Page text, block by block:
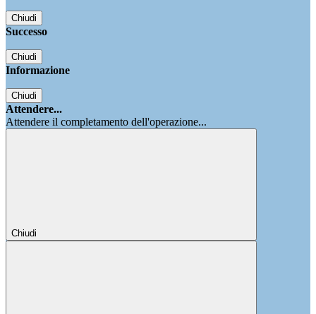
Chiudi
Successo
Chiudi
Informazione
Chiudi
Attendere...
Attendere il completamento dell'operazione...
Chiudi